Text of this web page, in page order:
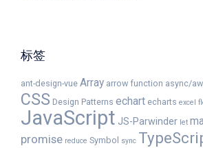
标签
ant-design-vue Array arrow function async/
CSS Design Patterns echart echarts excel
JavaScript JS-Parwinder let
promise reduce Symbol sync